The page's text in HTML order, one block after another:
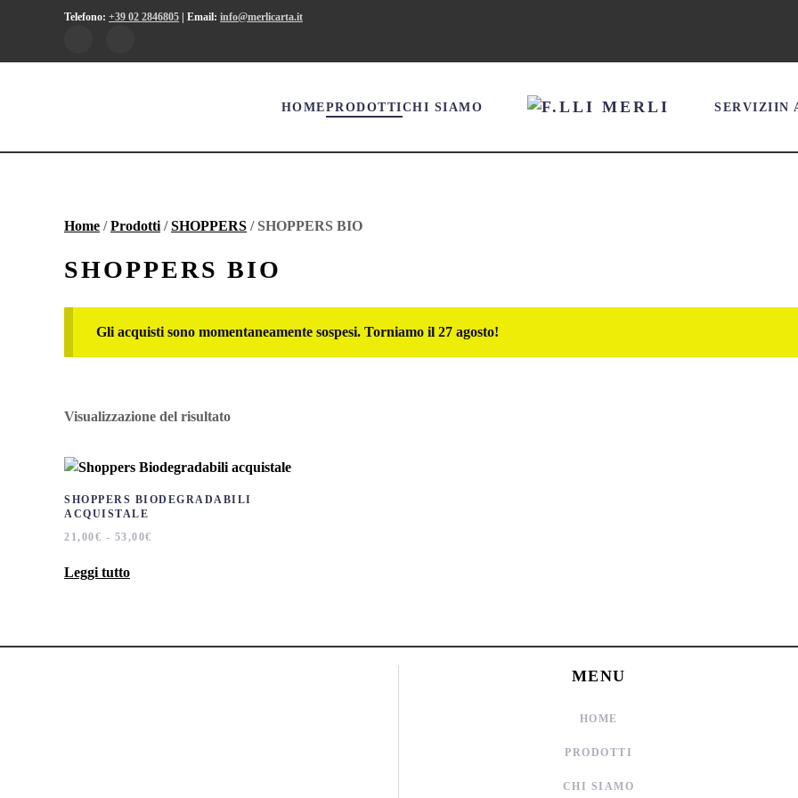
Telefono: +39 02 2846805 Email: info@merlicarta.it
HOMEPRODOTTICHI SIAMO SERVIZIIN
Home /Prodotti /SHOPPERS / SHOPPERS BIO
SHOPPERS BIO
Gli acquisti sono momentaneamente sospesi. Torniamo il 27 agosto!
Visualizzazione del risultato
SHOPPERS BIODEGRADABILI
ACQUISTALE
21,00€ - 53,00€
Leggi tutto
MENU
HOME
PRODOTTI
CHI SIAMO